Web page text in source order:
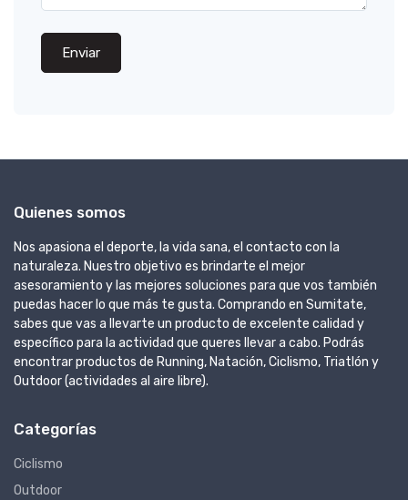
Enviar
Quienes somos
Nos apasiona el deporte, la vida sana, el contacto con la
naturaleza. Nuestro objetivo es brindarte el mejor
asesoramiento y las mejores soluciones para que vos también
puedas hacer lo que más te gusta. Comprando en Sumitate,
sabes que vas a llevarte un producto de excelente calidad y
específico para la actividad que queres llevar a cabo. Podrás
encontrar productos de Running, Natación, Ciclismo, Triatlón y
Outdoor (actividades al aire libre).
Categorías
Ciclismo
Outdoor